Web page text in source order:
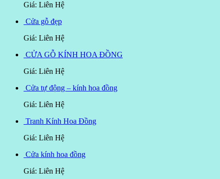
Giá: Liên Hệ
Cửa gỗ đẹp
Giá: Liên Hệ
CỬA GỖ KÍNH HOA ĐỒNG
Giá: Liên Hệ
Cửa tự động – kính hoa đồng
Giá: Liên Hệ
Tranh Kính Hoa Đồng
Giá: Liên Hệ
Cửa kính hoa đồng
Giá: Liên Hệ